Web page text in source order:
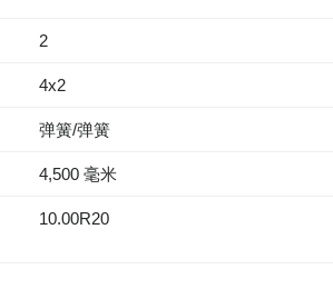
2
4x2
弹簧/弹簧
4,500 毫米
10.00R20